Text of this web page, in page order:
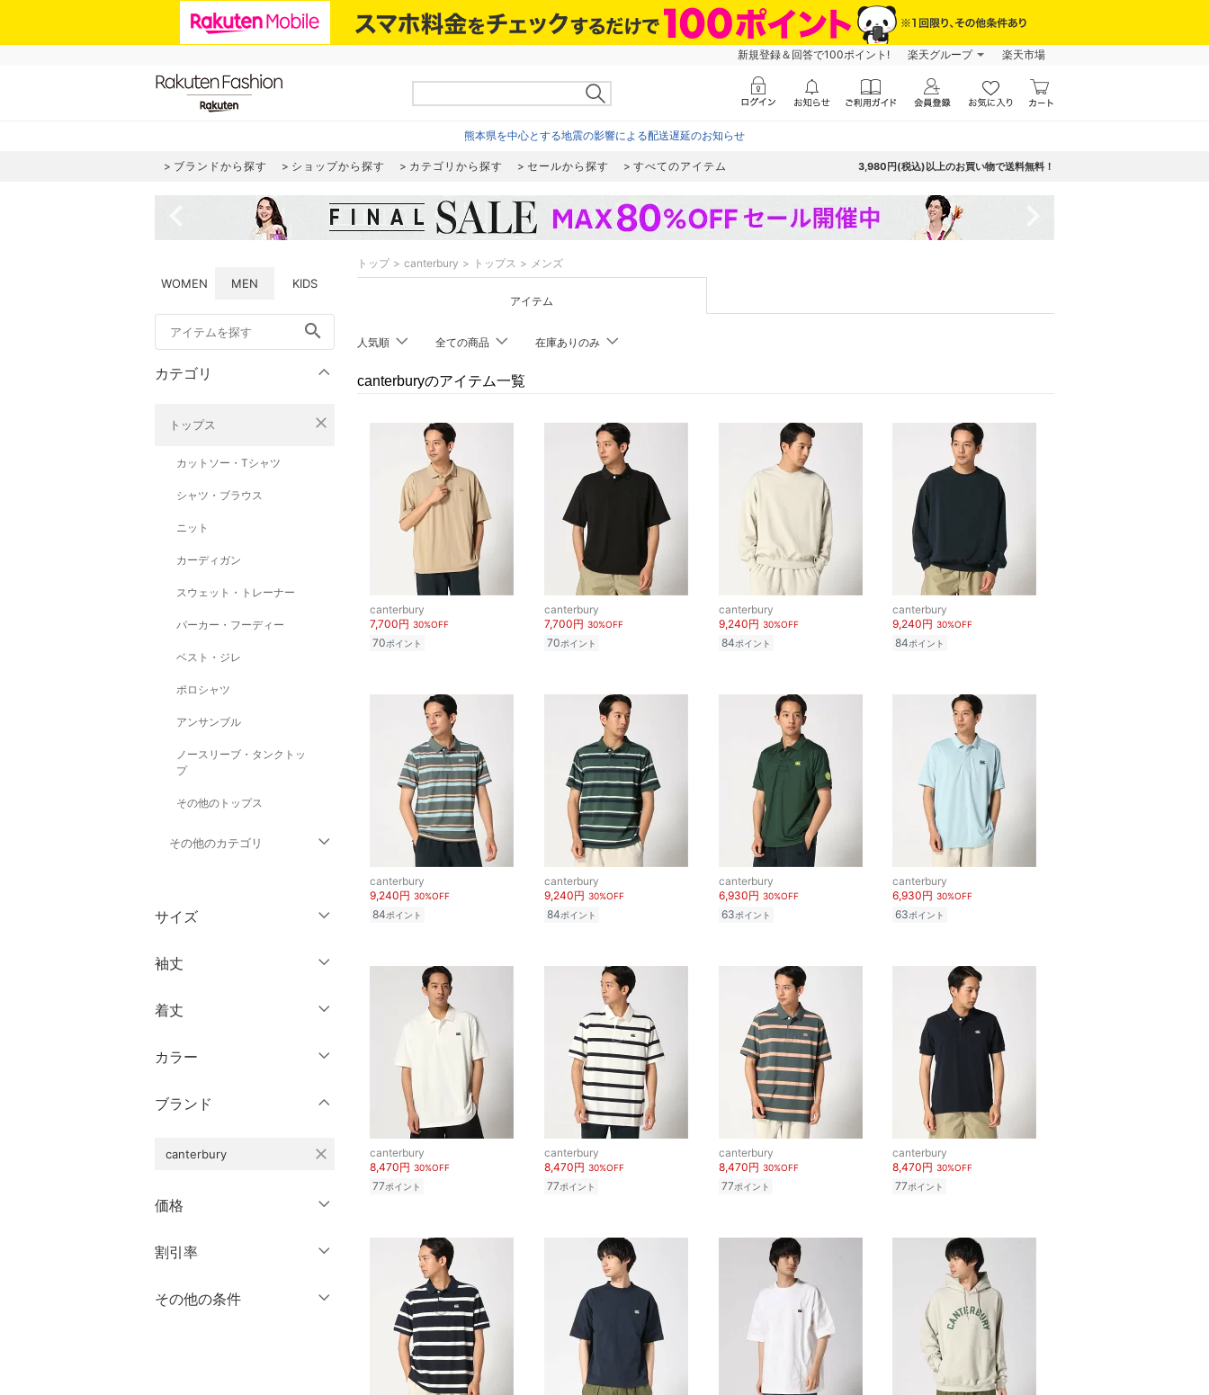
新規登録＆回答で100ポイント! 楽天グループ 楽天市場
熊本県を中心とする地震の影響による配送遅延のお知らせ
ブランドから探す ショップから探す カテゴリから探す セールから探す すべてのアイテム 3,980円(税込)以上のお買い物で送料無料！
WOMEN MEN KIDS
search
カテゴリ
トップス close
カットソー・Tシャツ
シャツ・ブラウス
ニット
カーディガン
スウェット・トレーナー
パーカー・フーディー
ベスト・ジレ
ポロシャツ
アンサンブル
ノースリーブ・タンクトッ
プ
その他のトップス
その他のカテゴリ
オールインワン・オーバ
インナー・ルームウェア
靴下・レッグウェア
ファッション雑貨
アクセサリー・腕時計
サイズ
ウェア（S/M/L）
M
XL
袖丈
ノースリーブ
半袖
長袖
クリア 絞り込み
着丈
ショート丈
ミドル丈
カラー
クリア
ブランド
canterbury close
価格
絞り込み
割引率
％OFF～ ％OFF
その他の条件
トップ canterbury トップス メンズ
アイテム
人気順 全ての商品 在庫ありのみ
canterburyのアイテム一覧
canterbury
7,700円 30%OFF
70ポイント
canterbury
7,700円 30%OFF
70ポイント
canterbury
9,240円 30%OFF
84ポイント
canterbury
9,240円 30%OFF
84ポイント
canterbury
9,240円 30%OFF
84ポイント
canterbury
9,240円 30%OFF
84ポイント
canterbury
6,930円 30%OFF
63ポイント
canterbury
6,930円 30%OFF
63ポイント
canterbury
8,470円 30%OFF
77ポイント
canterbury
8,470円 30%OFF
77ポイント
canterbury
8,470円 30%OFF
77ポイント
canterbury
8,470円 30%OFF
77ポイント